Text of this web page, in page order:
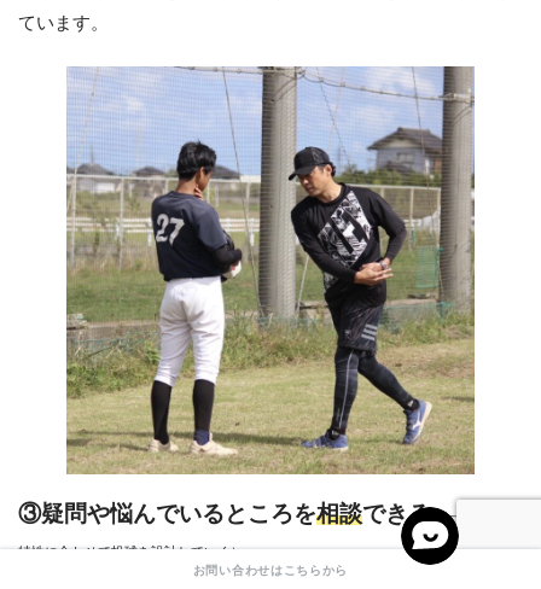
ています。
③疑問や悩んでいるところを相談できる （一人一人の
特性に合わせて投球を設計していく）
お問い合わせはこちらから